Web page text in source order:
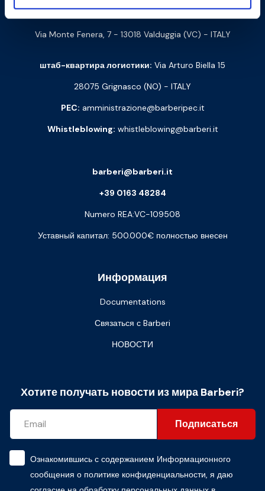
Via Monte Fenera, 7 - 13018 Valduggia (VC) - ITALY
штаб-квартира логистики: Via Arturo Biella 15
28075 Grignasco (NO) - ITALY
PEC: amministrazione@barberipec.it
Whistleblowing: whistleblowing@barberi.it
Информация
Documentations
Связаться с Barberi
НОВОСТИ
barberi@barberi.it
+39 0163 48284
Numero REA:VC-109508
Уставный капитал: 500.000€ полностью внесен
Хотите получать новости из мира Barberi?
Подписаться
Ознакомившись с содержанием Информационного
сообщения о политике конфиденциальности, я даю